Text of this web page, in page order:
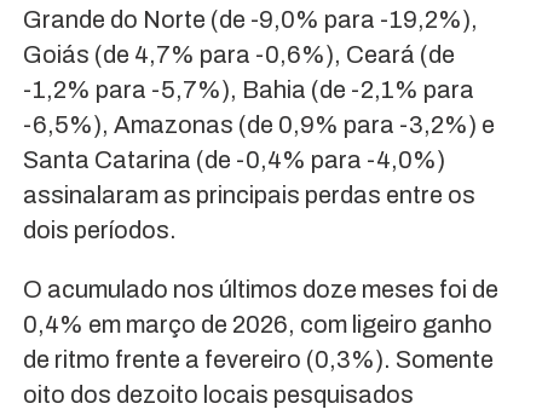
Grande do Norte (de -9,0% para -19,2%),
Goiás (de 4,7% para -0,6%), Ceará (de
-1,2% para -5,7%), Bahia (de -2,1% para
-6,5%), Amazonas (de 0,9% para -3,2%) e
Santa Catarina (de -0,4% para -4,0%)
assinalaram as principais perdas entre os
dois períodos.
O acumulado nos últimos doze meses foi de
0,4% em março de 2026, com ligeiro ganho
de ritmo frente a fevereiro (0,3%). Somente
oito dos dezoito locais pesquisados